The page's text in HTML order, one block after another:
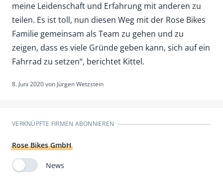
meine Leidenschaft und Erfahrung mit anderen zu
teilen. Es ist toll, nun diesen Weg mit der Rose Bikes
Familie gemeinsam als Team zu gehen und zu
zeigen, dass es viele Gründe geben kann, sich auf ein
Fahrrad zu setzen“, berichtet Kittel.
8. Juni 2020von Jürgen Wetzstein
VERKNÜPFTE FIRMEN ABONNIEREN
Rose Bikes GmbH
News